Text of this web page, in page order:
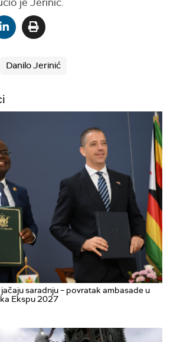
Danilo Jerinić
saradnju – povratak ambasade u
Ekspu 2027